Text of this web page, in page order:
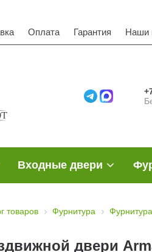
Оплата Гарантия Наши
Входные двери
товаров Фурнитура
двери